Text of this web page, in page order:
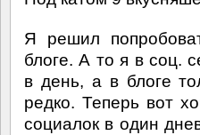
Я решил
блоге. А то я в соц.
в день, а в блоге
редко. Теперь вот
социалок в один